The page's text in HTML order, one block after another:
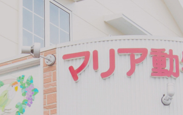
診療時間･アクセス
院内紹介･初診の方へ
医院設備